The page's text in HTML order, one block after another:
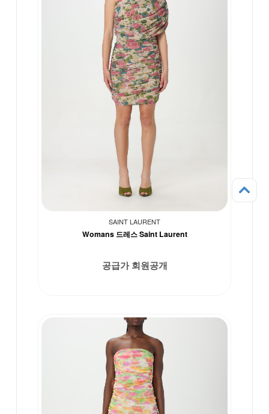
SAINT LAURENT
Womans 드레스 Saint Laurent
공급가 회원공개